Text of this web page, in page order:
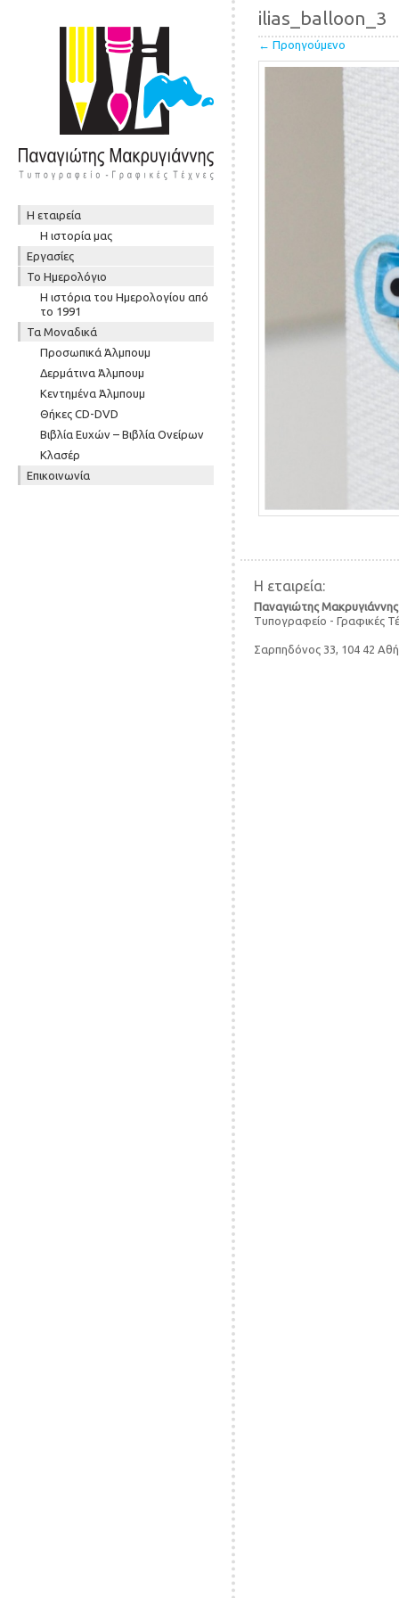
Μενού
Skip to content
Η εταιρεία
Η ιστορία μας
Εργασίες
To Ημερολόγιο
Η ιστόρια του Ημερολογίου από
το 1991
Τα Μοναδικά
Προσωπικά Άλμπουμ
Δερμάτινα Άλμπουμ
Κεντημένα Άλμπουμ
Θήκες CD-DVD
Βιβλία Ευχών – Βιβλία Ονείρων
Κλασέρ
Επικοινωνία
ilias_balloon_3
← Προηγούμενο
Η εταιρεία:
Παναγιώτης Μακρυγιάννης
Τυπογραφείο - Γραφικές
Σαρπηδόνος 33, 104 42